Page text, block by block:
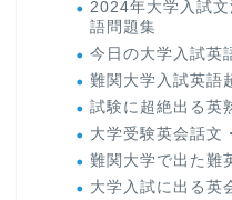
2024年大学入試
語問題集
今日の大学入試英
難関大学入試英語
試験に超絶出る英
大学受験英会話文
難関大学で出た難
大学入試に出る英